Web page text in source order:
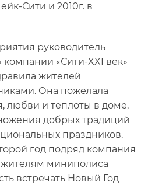
Сити и 2010г. в
руководитель
«Сити-XXI век»
жителей
Она пожелала
любви и теплоты в доме,
добрых традиций
праздников.
год подряд компания
жителям миниполиса
встречать Новый Год